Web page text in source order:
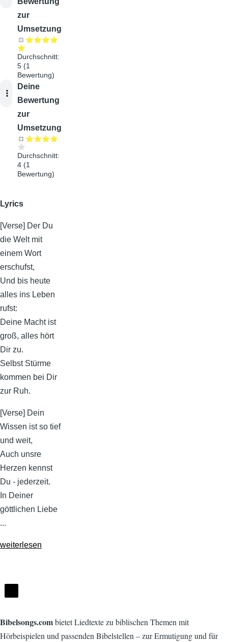
zur
Umsetzung
Durchschnitt:
5 (1
Bewertung)
Audiodatei
Deine
Bewertung
zur
Umsetzung
Durchschnitt:
4 (1
Bewertung)
Lyrics
[Verse] Der Du
die Welt mit
einem Wort
erschufst,
Und bis heute
alles ins Leben
rufst:
Deine Macht ist
groß, alles hört
Dir zu.
Selbst Stürme
kommen bei Dir
zur Ruh.
[Verse] Dein
Wissen ist so tief
und weit,
Auch unsre
Herzen kennst
Du - jederzeit.
In Deiner
göttlichen Liebe
...
weiterlesen
Bibelsongs.combietet Liedtexte zu biblischen Themen mit
Hörbeispielen und passenden Bibelstellen – zur Ermutigung und für